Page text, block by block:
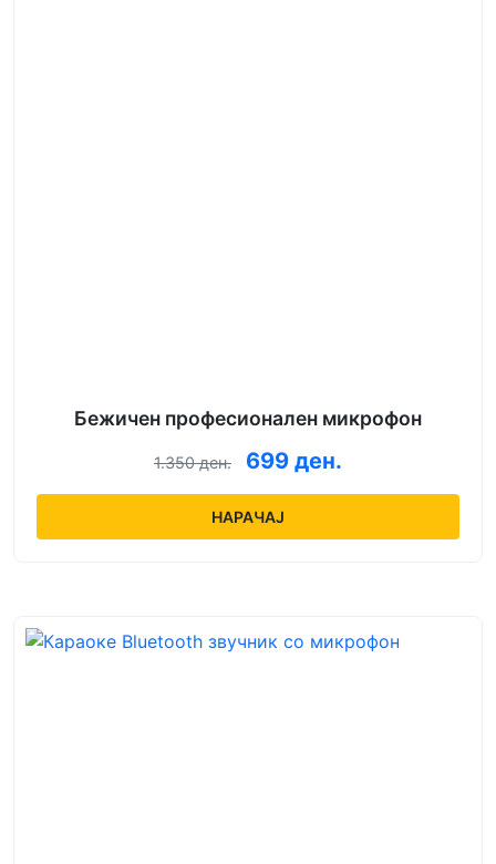
Бежичен професионален микрофон
1.350 ден. 699 ден.
НАРАЧАЈ